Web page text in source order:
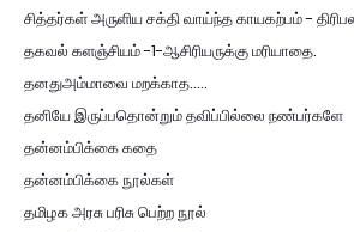
சித்தர்கள் அருளிய சக்தி வாய்ந்த காயகற்பம் -
தகவல் களஞ்சியம் -1-ஆசிரியருக்கு மரியாதை.
தனதுஅம்மாவை மறக்காத.....
தனியே இருப்பதொன்றும் தவிப்பில்லை நண்பர்களே
தன்னம்பிக்கை கதை
தன்னம்பிக்கை நூல்கள்
தமிழக அரசு பரிசு பெற்ற நூல்